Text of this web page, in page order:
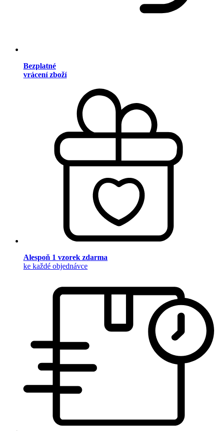
Bezplatné
vrácení zboží
Alespoň 1 vzorek zdarma
ke každé objednávce